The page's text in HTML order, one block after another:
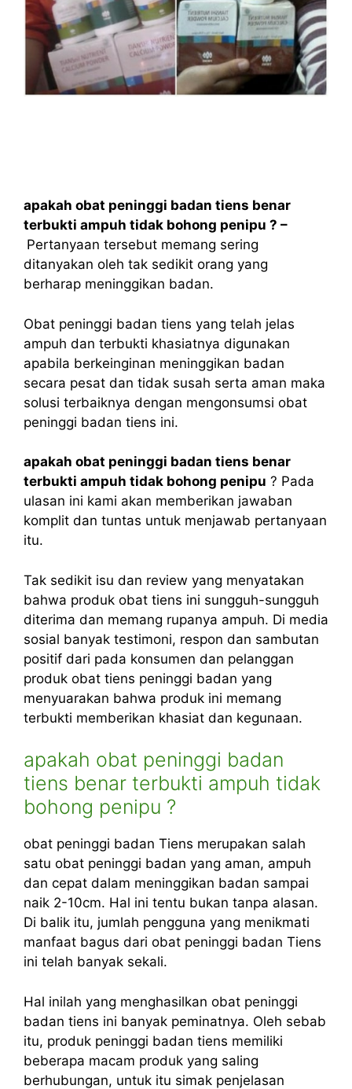
apakah obat peninggi badan tiens benar
terbukti ampuh tidak bohong penipu ? –
Pertanyaan tersebut memang sering
ditanyakan oleh tak sedikit orang yang
berharap meninggikan badan.
Obat peninggi badan tiens yang telah jelas
ampuh dan terbukti khasiatnya digunakan
apabila berkeinginan meninggikan badan
secara pesat dan tidak susah serta aman maka
solusi terbaiknya dengan mengonsumsi obat
peninggi badan tiens ini.
apakah obat peninggi badan tiens benar
terbukti ampuh tidak bohong penipu ? Pada
ulasan ini kami akan memberikan jawaban
komplit dan tuntas untuk menjawab pertanyaan
itu.
Tak sedikit isu dan review yang menyatakan
bahwa produk obat tiens ini sungguh-sungguh
diterima dan memang rupanya ampuh. Di media
sosial banyak testimoni, respon dan sambutan
positif dari pada konsumen dan pelanggan
produk obat tiens peninggi badan yang
menyuarakan bahwa produk ini memang
terbukti memberikan khasiat dan kegunaan.
apakah obat peninggi badan
tiens benar terbukti ampuh tidak
bohong penipu ?
obat peninggi badan Tiens merupakan salah
satu obat peninggi badan yang aman, ampuh
dan cepat dalam meninggikan badan sampai
naik 2-10cm. Hal ini tentu bukan tanpa alasan.
Di balik itu, jumlah pengguna yang menikmati
manfaat bagus dari obat peninggi badan Tiens
ini telah banyak sekali.
Hal inilah yang menghasilkan obat peninggi
badan tiens ini banyak peminatnya. Oleh sebab
itu, produk peninggi badan tiens memiliki
beberapa macam produk yang saling
berhubungan, untuk itu simak penjelasan